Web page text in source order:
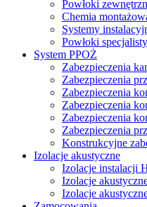
Powłoki
Chemia
Systemy
Powłoki
System PPOŻ
Zabezpieczenia
Zabezpieczenia
Zabezpieczenia
Zabezpieczenia
Zabezpieczenia
Zabezpieczenia
Konstrukcyjne
Izolacje akustyczne
Izolacje instalacji
Izolacje
Izolacje